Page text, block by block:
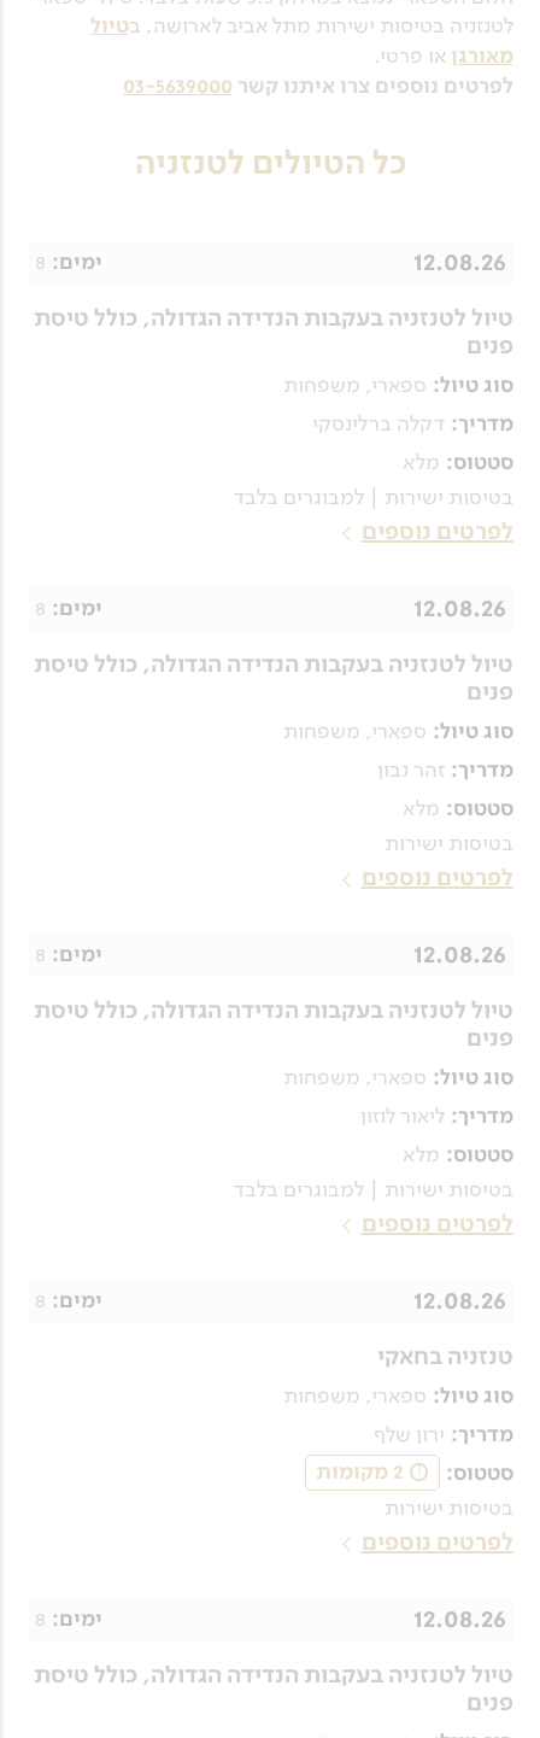
לטנזניה בטיסות ישירות מתל אביב לארושה, בטיול
מאורגן או פרטי.
לפרטים נוספים צרו איתנו קשר 03-5639000
כל הטיולים לטנזניה
טיול לטנזניה בעקבות הנדידה הגדולה, כולל טיסת
פנים
סוג טיול: ספארי, משפחות
12.08.26 ימים: 8
מדריך: דקלה ברלינסקי
סטטוס: מלא
בטיסות ישירות | למבוגרים בלבד
לפרטים נוספים
טיול לטנזניה בעקבות הנדידה הגדולה, כולל טיסת
פנים
סוג טיול: ספארי, משפחות
12.08.26 ימים: 8
מדריך: זהר נבון
סטטוס: מלא
בטיסות ישירות
לפרטים נוספים
טיול לטנזניה בעקבות הנדידה הגדולה, כולל טיסת
פנים
סוג טיול: ספארי, משפחות
12.08.26 ימים: 8
מדריך: ליאור לוזון
סטטוס: מלא
בטיסות ישירות | למבוגרים בלבד
לפרטים נוספים
טנזניה בחאקי
סוג טיול: ספארי, משפחות
12.08.26 ימים: 8
מדריך: ירון שלף
סטטוס: ! 2 מקומות
בטיסות ישירות
לפרטים נוספים
טיול לטנזניה בעקבות הנדידה הגדולה, כולל טיסת
פנים
12.08.26 ימים: 8